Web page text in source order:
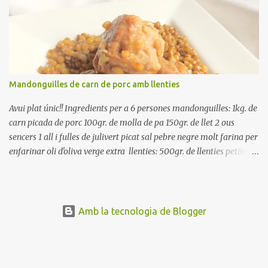
rodanxes. Una hora abans de portar a la taula, poseu els cigrons,
ben escorreguts, en un bol, amb la resta d'ingredients: les tomates,
el pebrot, la ceba, (escorreguda), les olives i la tonyina esmicolada.
Amaniu amb sal i oli... bon profit!!
Mandonguilles de carn de porc amb llenties
Avui plat únic!! Ingredients per a 6 persones mandonguilles: 1kg. de
carn picada de porc 100gr. de molla de pa 150gr. de llet 2 ous
sencers 1 all i fulles de julivert picat sal pebre negre molt farina per
enfarinar oli d'oliva verge extra llenties: 500gr. de llenties petites
entre 40 i 50 minuts. Poseu la carn picada en un bol i barregeu-la
Amb la tecnologia de Blogger